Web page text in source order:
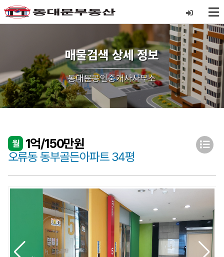
매물검색 상세 정보
동대문공인중개사사무소
월 1억/150만원
오류동 동부골든아파트 34평